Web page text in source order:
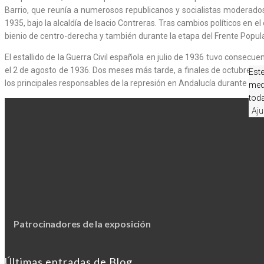
Barrio, que reunía a numerosos republicanos y socialistas
1935, bajo la alcaldía de Isacio Contreras. Tras cambios políticos en
bienio de centro-derecha y también durante la etapa del Frente
El estallido de la Guerra Civil española en julio de 1936 tuvo
el 2 de agosto de 1936. Dos meses más tarde, a finales de octubre
los principales responsables de la represión en Andalucía durante
Patrocinadores de la exposición